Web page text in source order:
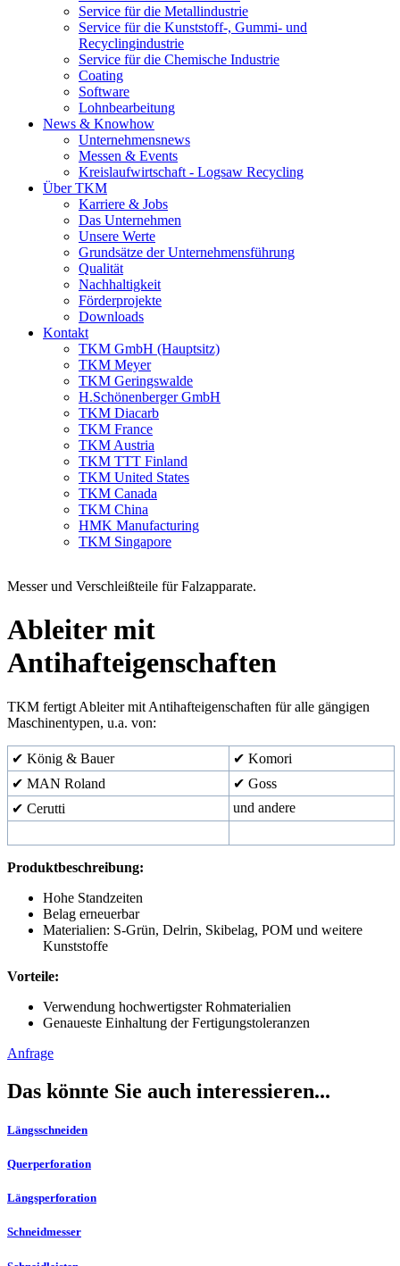
Service für die Metallindustrie
Service für die Kunststoff-, Gummi- und
Recyclingindustrie
Service für die Chemische Industrie
Coating
Software
Lohnbearbeitung
News & Knowhow
Unternehmensnews
Messen & Events
Kreislaufwirtschaft - Logsaw Recycling
Über TKM
Karriere & Jobs
Das Unternehmen
Unsere Werte
Grundsätze der Unternehmensführung
Qualität
Nachhaltigkeit
Förderprojekte
Downloads
Kontakt
TKM GmbH (Hauptsitz)
TKM Meyer
TKM Geringswalde
H.Schönenberger GmbH
TKM Diacarb
TKM France
TKM Austria
TKM TTT Finland
TKM United States
TKM Canada
TKM China
HMK Manufacturing
TKM Singapore
Messer und Verschleißteile für Falzapparate.
Ableiter mit
Antihafteigenschaften
TKM fertigt Ableiter mit Antihafteigenschaften für alle gängigen
Maschinentypen, u.a. von:
✔ König & Bauer
✔ Komori
✔ MAN Roland
✔ Goss
✔ Cerutti
und andere
Produktbeschreibung:
Hohe Standzeiten
Belag erneuerbar
Materialien: S-Grün, Delrin, Skibelag, POM und weitere
Kunststoffe
Vorteile:
Verwendung hochwertigster Rohmaterialien
Genaueste Einhaltung der Fertigungstoleranzen
Anfrage
Das könnte Sie auch interessieren...
Längsschneiden
Querperforation
Längsperforation
Schneidmesser